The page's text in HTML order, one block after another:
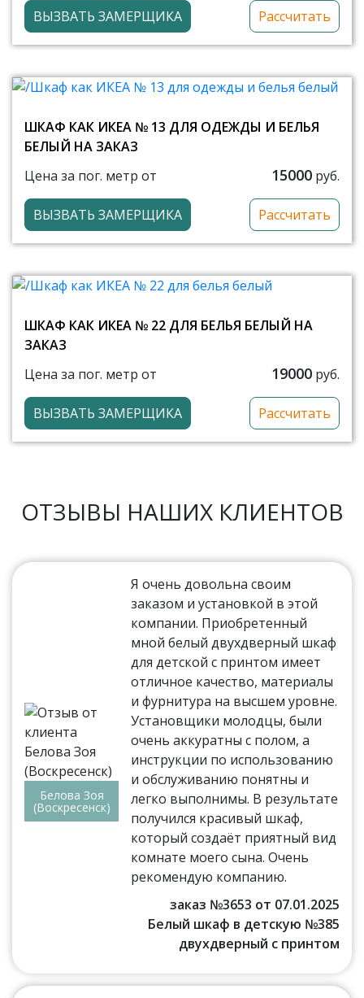
ВЫЗВАТЬ ЗАМЕРЩИКА Рассчитать
ШКАФ КАК ИКЕА № 13 ДЛЯ ОДЕЖДЫ И БЕЛЬЯ
БЕЛЫЙ НА ЗАКАЗ
Цена за пог. метр от
15000 руб.
ВЫЗВАТЬ ЗАМЕРЩИКА Рассчитать
ШКАФ КАК ИКЕА № 22 ДЛЯ БЕЛЬЯ БЕЛЫЙ НА
ЗАКАЗ
Цена за пог. метр от
19000 руб.
ВЫЗВАТЬ ЗАМЕРЩИКА Рассчитать
ОТЗЫВЫ НАШИХ КЛИЕНТОВ
Белова Зоя
(Воскресенск)
Я очень довольна своим
заказом и установкой в этой
компании. Приобретенный
мной белый двухдверный шкаф
для детской с принтом имеет
отличное качество, материалы
и фурнитура на высшем уровне.
Установщики молодцы, были
очень аккуратны с полом, а
инструкции по использованию
и обслуживанию понятны и
легко выполнимы. В результате
получился красивый шкаф,
который создаёт приятный вид
комнате моего сына. Очень
рекомендую компанию.
заказ №3653 от 07.01.2025
Белый шкаф в детскую №385
двухдверный с принтом